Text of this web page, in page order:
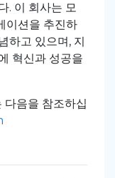
. 이 회사는 모
이션을 추진하
하고 있으며, 지
혁신과 성공을
다음을 참조하십